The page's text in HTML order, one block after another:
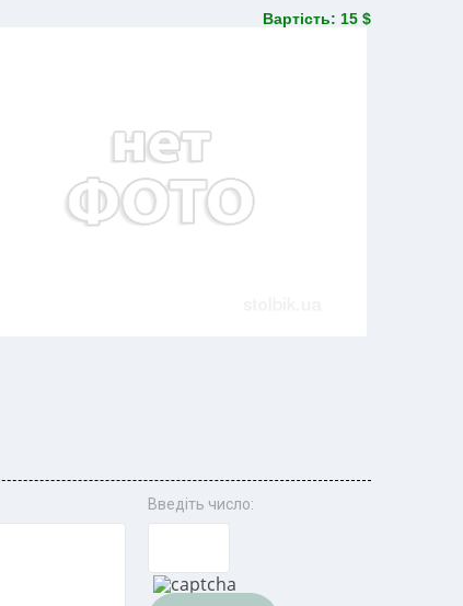
Вартість: 15 $
Введіть число: